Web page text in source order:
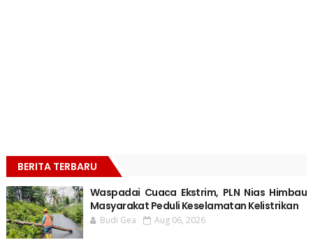
BERITA TERBARU
Waspadai Cuaca Ekstrim, PLN Nias Himbau
Masyarakat Peduli Keselamatan Kelistrikan
Budi Gea Aug 06, 2026